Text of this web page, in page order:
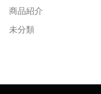
商品紹介
未分類